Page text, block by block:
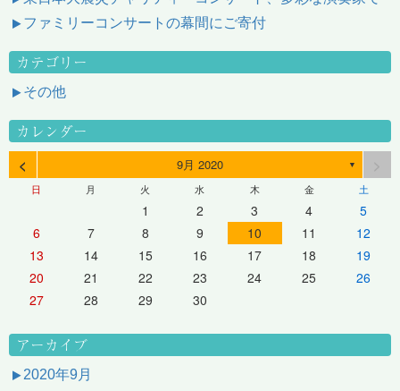
ファミリーコンサートの幕間にご寄付
カテゴリー
その他
カレンダー
< 9月 2020 ▼
日 月 火 水 木 金 土
1 2 3 4
5
6
7 8 9 10 11
12
13
14 15 16 17 18
19
20
21 22 23 24 25
26
27
28 29 30
アーカイブ
2020年9月